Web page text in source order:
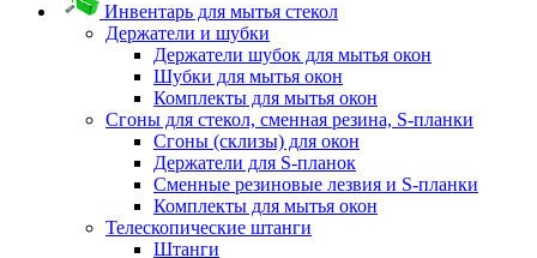
Инвентарь для мытья стекол
Держатели и шубки
Держатели шубок для мытья окон
Шубки для мытья окон
Комплекты для мытья окон
Сгоны для стекол, сменная резина, S-планки
Сгоны (склизы) для окон
Держатели для S-планок
Сменные резиновые лезвия и S-планки
Комплекты для мытья окон
Телескопические штанги
Штанги